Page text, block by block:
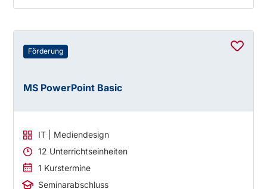
Förderung
MS PowerPoint Basic
IT | Mediendesign
12 Unterrichtseinheiten
1 Kurstermine
Seminarabschluss